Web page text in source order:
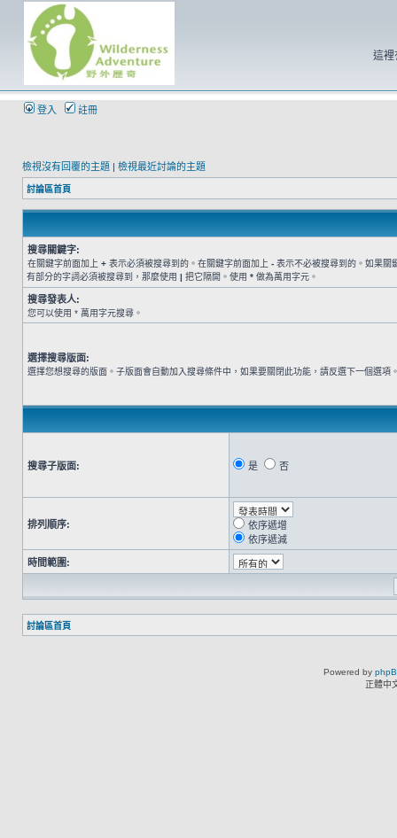
這裡
登入 註冊
檢視沒有回覆的主題 | 檢視最近討論的主題
討論區首頁
搜尋關鍵字:
在關鍵字前面加上 + 表示必須被搜尋到的。在關鍵字前面加上 - 表示不必被搜尋到的。如果關
有部分的字詞必須被搜尋到，那麼使用 | 把它隔開。使用 * 做為萬用字元。
搜尋發表人:
您可以使用 * 萬用字元搜尋。
選擇搜尋版面:
選擇您想搜尋的版面。子版面會自動加入搜尋條件中，如果要關閉此功能，請反選下一個選項
搜尋子版面: 是 否
排列順序:
依序遞增
依序遞減
時間範圍:
討論區首頁
Powered by
正體中